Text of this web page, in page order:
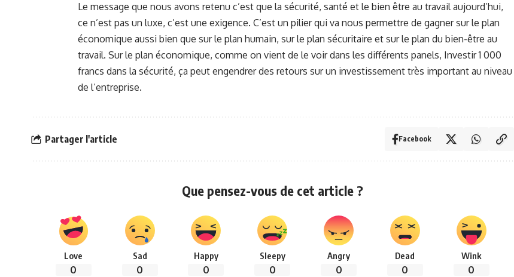
Le message que nous avons retenu c’est que la sécurité, santé et le bien être au travail aujourd’hui,
ce n’est pas un luxe, c’est une exigence. C’est un pilier qui va nous permettre de gagner sur le plan
économique aussi bien que sur le plan humain, sur le plan sécuritaire et sur le plan du bien-être au
travail. Sur le plan économique, comme on vient de le voir dans les différents panels, Investir 1 000
francs dans la sécurité, ça peut engendrer des retours sur un investissement très important au niveau
de l’entreprise.
Partager l'article Facebook
Que pensez-vous de cet article ?
Love
0
Sad
0
Happy
0
Sleepy
0
Angry
0
Dead
0
Wink
0